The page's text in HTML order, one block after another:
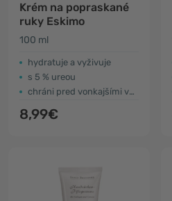
Krém na popraskané
ruky Eskimo
100 ml
hydratuje a vyživuje
s 5 % ureou
chráni pred vonkajšími vplyvmi
8,99€